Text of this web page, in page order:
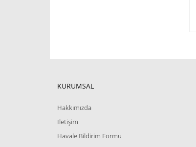
KURUMSAL
Hakkımızda
İletişim
Havale Bildirim Formu